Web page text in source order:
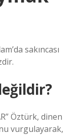
sakıncası
Öztürk, dinen
vurgulayarak,